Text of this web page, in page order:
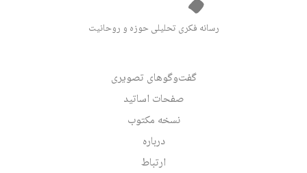
رسانه فکری تحلیلی حوزه و روحانیت
گفت‌وگوهای تصویری
صفحات اساتید
نسخه مکتوب
درباره
ارتباط